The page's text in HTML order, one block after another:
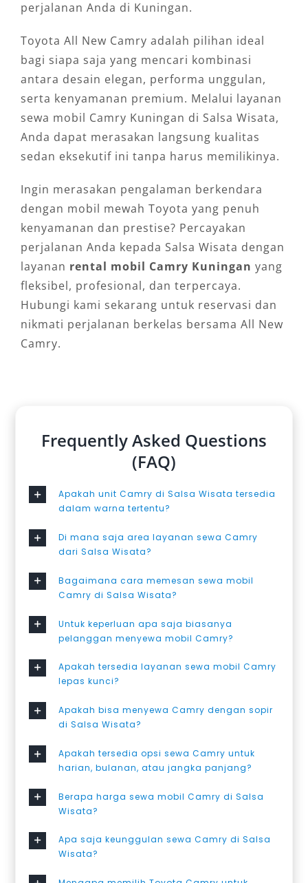
perjalanan Anda di Kuningan.
Toyota All New Camry adalah pilihan ideal
bagi siapa saja yang mencari kombinasi
antara desain elegan, performa unggulan,
serta kenyamanan premium. Melalui layanan
sewa mobil Camry Kuningan di Salsa Wisata,
Anda dapat merasakan langsung kualitas
sedan eksekutif ini tanpa harus memilikinya.
Ingin merasakan pengalaman berkendara
dengan mobil mewah Toyota yang penuh
kenyamanan dan prestise? Percayakan
perjalanan Anda kepada Salsa Wisata dengan
layanan rental mobil Camry Kuningan yang
fleksibel, profesional, dan terpercaya.
Hubungi kami sekarang untuk reservasi dan
nikmati perjalanan berkelas bersama All New
Camry.
Frequently Asked Questions
(FAQ)
Apakah unit Camry di Salsa Wisata tersedia
dalam warna tertentu?
Di mana saja area layanan sewa Camry
dari Salsa Wisata?
Bagaimana cara memesan sewa mobil
Camry di Salsa Wisata?
Untuk keperluan apa saja biasanya
pelanggan menyewa mobil Camry?
Apakah tersedia layanan sewa mobil Camry
lepas kunci?
Apakah bisa menyewa Camry dengan sopir
di Salsa Wisata?
Apakah tersedia opsi sewa Camry untuk
harian, bulanan, atau jangka panjang?
Berapa harga sewa mobil Camry di Salsa
Wisata?
Apa saja keunggulan sewa Camry di Salsa
Wisata?